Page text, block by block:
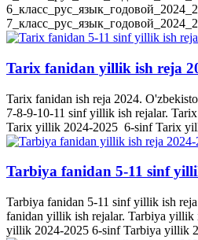
Tarix fanidan yillik ish reja
Tarix fanidan ish reja 2024.
7-8-9-10-11 sinf yillik ish rejalar.
Tarix yillik 2024-2025 6-sinf Tarix
Tarbiya fanidan 5-11 sinf
Tarbiya fanidan 5-11 sinf yillik ish
fanidan yillik ish rejalar. Tarbiya yillik
yillik 2024-2025 6-sinf Tarbiya yillik